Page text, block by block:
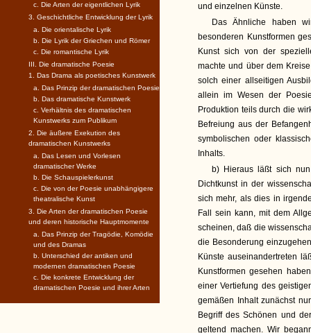
und einzelnen Künste.
Das Ähnliche haben
besonderen Kunstformen
Kunst sich von der
machte und über dem
solch einer allseitigen
allein im Wesen der
Produktion teils durch die
Befreiung aus der
symbolischen oder
Inhalts.
b) Hieraus läßt sich
Dichtkunst in der
sich mehr, als dies in
Fall sein kann, mit dem
scheinen, daß die
die Besonderung
Künste auseinandertreten
Kunstformen gesehen
einer Vertiefung des
gemäßen Inhalt zunächst
Begriff des Schönen und
geltend machen. Wir
c. Die Arten der eigentlichen Lyrik
3. Geschichtliche Entwicklung der Lyrik
a. Die orientalische Lyrik
b. Die Lyrik der Griechen und Römer
c. Die romantische Lyrik
III. Die dramatische Poesie
1. Das Drama als poetisches Kunstwerk
a. Das Prinzip der dramatischen Poesie
b. Das dramatische Kunstwerk
c. Verhältnis des dramatischen
Kunstwerks zum Publikum
2. Die äußere Exekution des
dramatischen Kunstwerks
a. Das Lesen und Vorlesen
dramatischer Werke
b. Die Schauspielerkunst
c. Die von der Poesie unabhängigere
theatralische Kunst
3. Die Arten der dramatischen Poesie
und deren historische Hauptmomente
a. Das Prinzip der Tragödie, Komödie
und des Dramas
b. Unterschied der antiken und
modernen dramatischen Poesie
c. Die konkrete Entwicklung der
dramatischen Poesie und ihrer Arten